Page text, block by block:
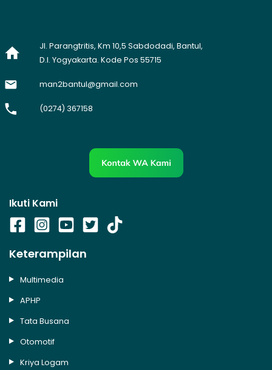
Jl. Parangtritis, Km 10,5 Sabdodadi, Bantul,
D.I. Yogyakarta. Kode Pos 55715
man2bantul@gmail.com
(0274) 367158
Ikuti Kami
Keterampilan
Multimedia
APHP
Tata Busana
Otomotif
Kriya Logam